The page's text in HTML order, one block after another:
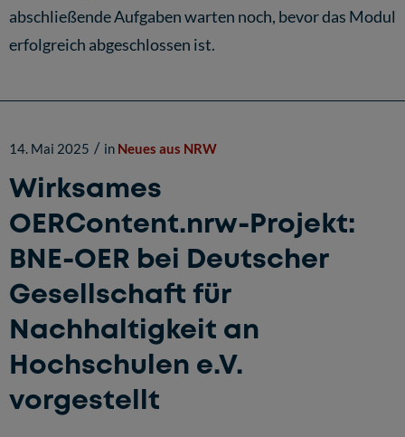
abschließende Aufgaben warten noch, bevor das Modul
erfolgreich abgeschlossen ist.
Wirksames
OERContent.nrw-Projekt:
BNE-OER bei Deutscher
Gesellschaft für
Nachhaltigkeit an
Hochschulen e.V.
vorgestellt
14. Mai 2025 / in Neues aus NRW